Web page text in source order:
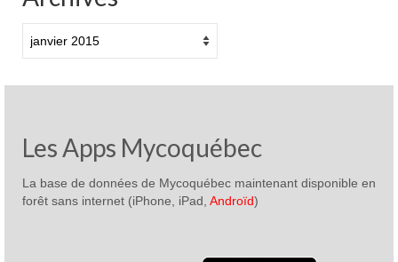
Les Apps Mycoquébec
La base de données de Mycoquébec maintenant disponible en
forêt sans internet (iPhone, iPad, Androïd)